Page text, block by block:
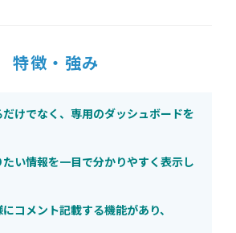
特徴・強み
けでなく、専用のダッシュボードを
い情報を一目で分かりやすく表示し
コメント記載する機能があり、